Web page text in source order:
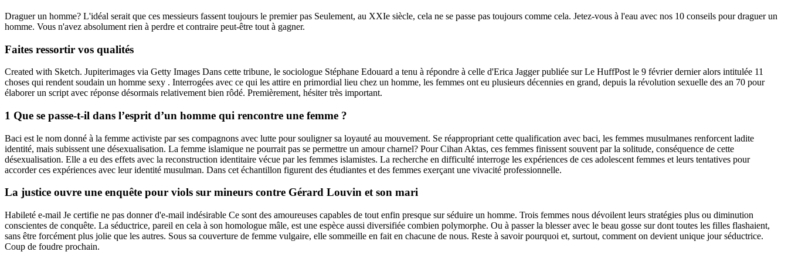
Draguer un homme? L'idéal serait que ces messieurs fassent toujours le premier pas Seulement, au XXIe siècle, cela ne se passe pas toujours comme cela. Jetez-vous à l'eau avec nos 10 conseils pour draguer un
homme. Vous n'avez absolument rien à perdre et contraire peut-être tout à gagner.
Faites ressortir vos qualités
Created with Sketch. Jupiterimages via Getty Images Dans cette tribune, le sociologue Stéphane Edouard a tenu à répondre à celle d'Erica Jagger publiée sur Le HuffPost le 9 février dernier alors intitulée 11
choses qui rendent soudain un homme sexy . Interrogées avec ce qui les attire en primordial lieu chez un homme, les femmes ont eu plusieurs décennies en grand, depuis la révolution sexuelle des an 70 pour
élaborer un script avec réponse désormais relativement bien rôdé. Premièrement, hésiter très important.
1 Que se passe-t-il dans l’esprit d’un homme qui rencontre une femme ?
Baci est le nom donné à la femme activiste par ses compagnons avec lutte pour souligner sa loyauté au mouvement. Se réappropriant cette qualification avec baci, les femmes musulmanes renforcent ladite
identité, mais subissent une désexualisation. La femme islamique ne pourrait pas se permettre un amour charnel? Pour Cihan Aktas, ces femmes finissent souvent par la solitude, conséquence de cette
désexualisation. Elle a eu des effets avec la reconstruction identitaire vécue par les femmes islamistes. La recherche en difficulté interroge les expériences de ces adolescent femmes et leurs tentatives pour
accorder ces expériences avec leur identité musulman. Dans cet échantillon figurent des étudiantes et des femmes exerçant une vivacité professionnelle.
La justice ouvre une enquête pour viols sur mineurs contre Gérard Louvin et son mari
Habileté e-mail Je certifie ne pas donner d'e-mail indésirable Ce sont des amoureuses capables de tout enfin presque sur séduire un homme. Trois femmes nous dévoilent leurs stratégies plus ou diminution
conscientes de conquête. La séductrice, pareil en cela à son homologue mâle, est une espèce aussi diversifiée combien polymorphe. Ou à passer la blesser avec le beau gosse sur dont toutes les filles flashaient,
sans être forcément plus jolie que les autres. Sous sa couverture de femme vulgaire, elle sommeille en fait en chacune de nous. Reste à savoir pourquoi et, surtout, comment on devient unique jour séductrice.
Coup de foudre prochain.